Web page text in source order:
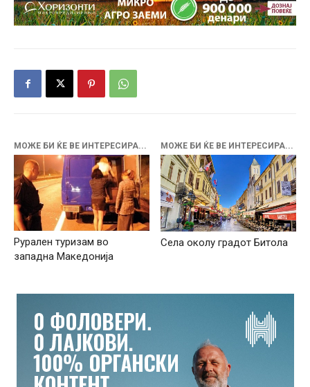
МОЖЕ БИ ЌЕ ВЕ ИНТЕРЕСИРА...
Рурален туризам во
западна Македонија
МОЖЕ БИ ЌЕ ВЕ ИНТЕРЕСИРА...
Села околу градот Битола